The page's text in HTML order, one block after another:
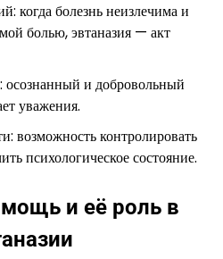
когда болезнь неизлечима и
болью, эвтаназия — акт
осознанный и добровольный
уважения.
возможность контролировать
психологическое состояние.
и её роль в